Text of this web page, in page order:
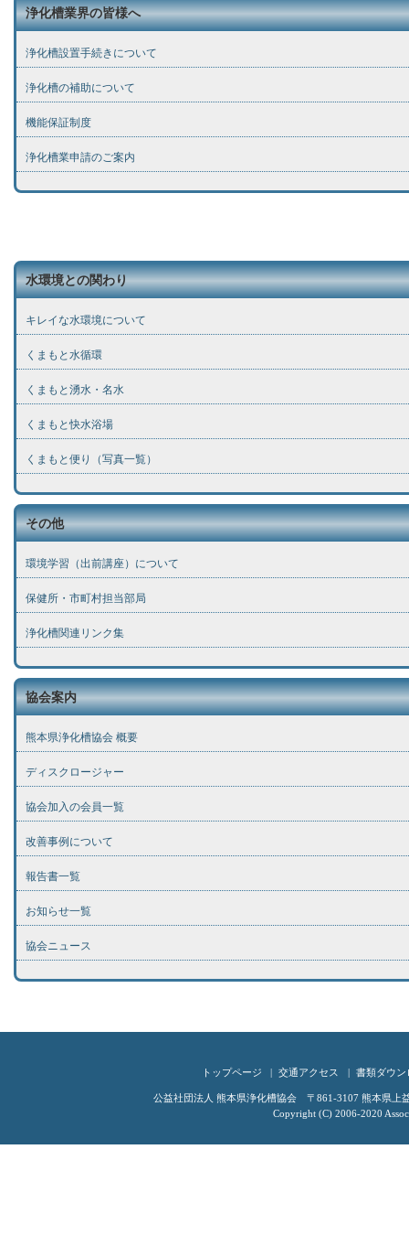
浄化槽業界の皆様へ
浄化槽設置手続きについて
浄化槽の補助について
機能保証制度
浄化槽業申請のご案内
水環境との関わり
キレイな水環境について
くまもと水循環
くまもと湧水・名水
くまもと快水浴場
くまもと便り（写真一覧）
その他
環境学習（出前講座）について
保健所・市町村担当部局
浄化槽関連リンク集
協会案内
熊本県浄化槽協会 概要
ディスクロージャー
協会加入の会員一覧
改善事例について
報告書一覧
お知らせ一覧
協会ニュース
トップページ 交通アクセス 書類ダウン
公益社団法人 熊本県浄化槽協会 〒861-3107 熊本県
Copyright (C) 2006-2020